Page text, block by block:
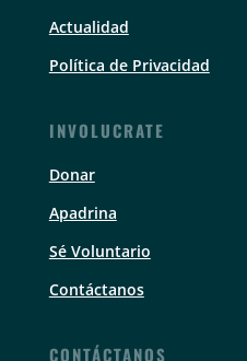
Actualidad
Política de Privacidad
INVOLUCRATE
Donar
Apadrina
Sé Voluntario
Contáctanos
CONTÁCTANOS